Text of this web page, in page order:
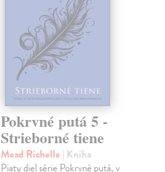
Pokrvné putá 5 -
Strieborné tiene
Mead Richelle | Kniha
Piaty diel série Pokrvné putá, v